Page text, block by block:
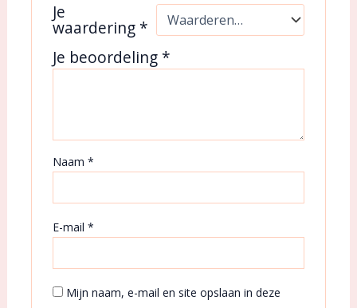
Je
waardering *
Je beoordeling *
Naam*
E-mail*
Mijn naam, e-mail en site opslaan in deze